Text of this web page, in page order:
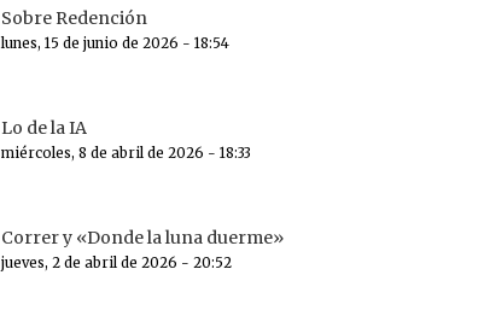
Sobre Redención
lunes, 15 de junio de 2026 - 18:54
Lo de la IA
miércoles, 8 de abril de 2026 - 18:33
Correr y «Donde la luna duerme»
jueves, 2 de abril de 2026 - 20:52